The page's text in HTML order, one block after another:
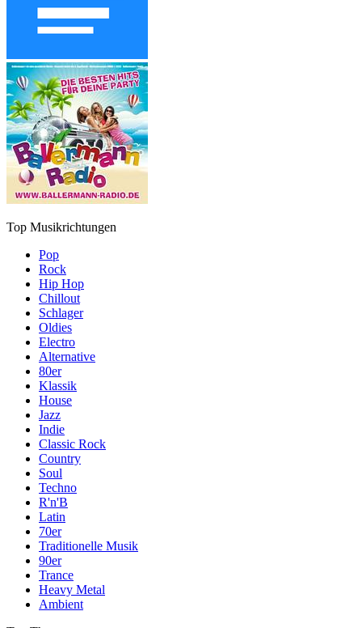
Top Musikrichtungen
Pop
Rock
Hip Hop
Chillout
Schlager
Oldies
Electro
Alternative
80er
Klassik
House
Jazz
Indie
Classic Rock
Country
Soul
Techno
R'n'B
Latin
70er
Traditionelle Musik
90er
Trance
Heavy Metal
Ambient